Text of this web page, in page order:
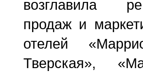
возглавила
продаж и
отелей
Тверская»,